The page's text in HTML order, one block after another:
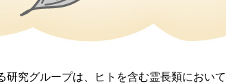
究グループは、ヒトを含む霊長類におい